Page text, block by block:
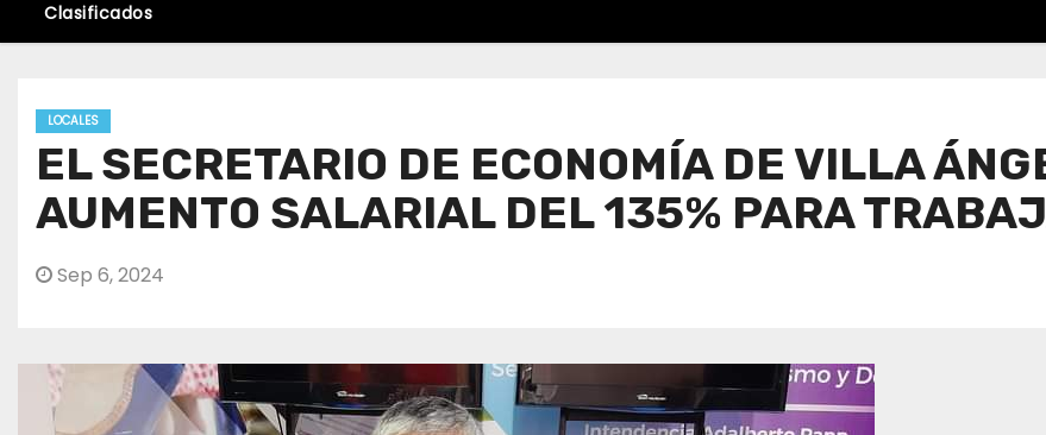
Clasificados
LOCALES
EL SECRETARIO DE ECONOMÍA DE VILLA
AUMENTO SALARIAL DEL 135% PARA
Sep 6, 2024